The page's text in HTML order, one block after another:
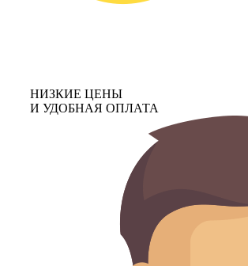
НИЗКИЕ ЦЕНЫ
И УДОБНАЯ ОПЛАТА